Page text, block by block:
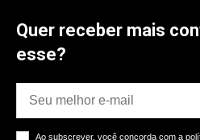
Quer receber mais
esse?
Ao subscrever, você concorda com a